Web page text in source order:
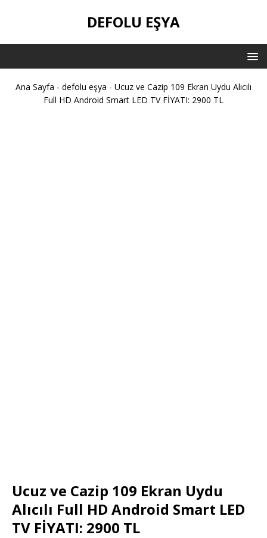
DEFOLU EŞYA
Ana Sayfa - defolu eşya - Ucuz ve Cazip 109 Ekran Uydu Alıcılı
Full HD Android Smart LED TV FİYATI: 2900 TL
Ucuz ve Cazip 109 Ekran Uydu
Alıcılı Full HD Android Smart LED
TV FİYATI: 2900 TL